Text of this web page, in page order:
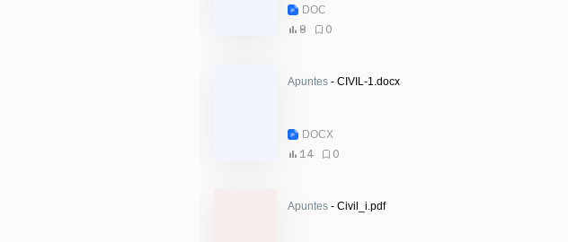
DOC
8
0
Apuntes - CIVIL-1.docx
DOCX
14
0
Apuntes - Civil_i.pdf